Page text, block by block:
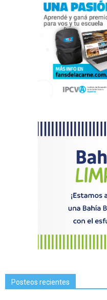
Posteos recientes